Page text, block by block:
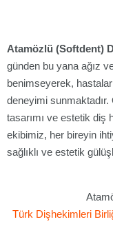
Atamözlü (Softdent)
günden bu yana ağız
benimseyerek,
deneyimi sunmaktadır.
tasarımı ve estetik diş
ekibimiz, her bireyin
sağlıklı ve estetik
Türk Dişhekimleri